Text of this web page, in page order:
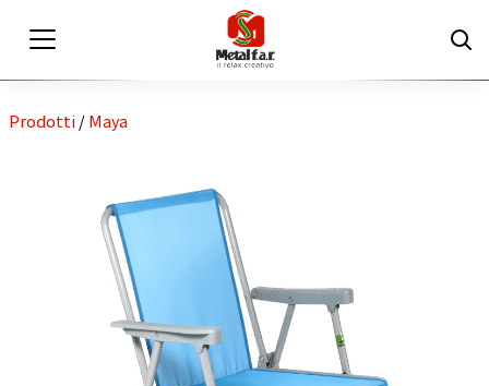
Area riservata
Prodotti / Maya